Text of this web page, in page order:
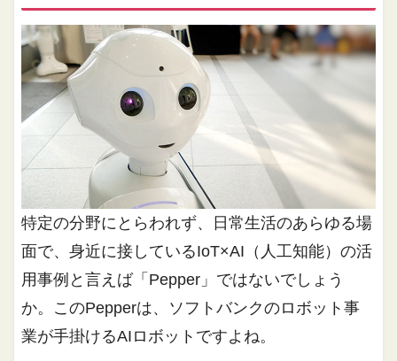
特定の分野にとらわれず、日常生活のあらゆる場
面で、身近に接しているIoT×AI（人工知能）の活
用事例と言えば「Pepper」ではないでしょう
か。このPepperは、ソフトバンクのロボット事
業が手掛けるAIロボットですよね。